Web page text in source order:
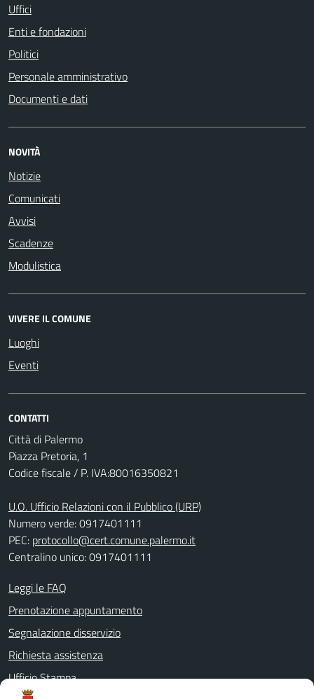
Uffici
Enti e fondazioni
Politici
Personale amministrativo
Documenti e dati
NOVITÀ
Notizie
Comunicati
Avvisi
Scadenze
Modulistica
VIVERE IL COMUNE
Luoghi
Eventi
CONTATTI
Città di Palermo
Piazza Pretoria, 1
Codice fiscale / P. IVA:80016350821
U.O. Ufficio Relazioni con il Pubblico (URP)
Numero verde: 0917401111
PEC: protocollo@cert.comune.palermo.it
Centralino unico: 0917401111
Leggi le FAQ
Prenotazione appuntamento
Segnalazione disservizio
Richiesta assistenza
Ufficio Stampa